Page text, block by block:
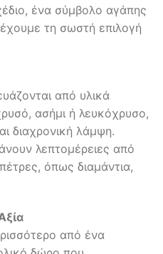
ένα σύμβολο αγάπης
τη σωστή επιλογή
από υλικά
ασήμι ή λευκόχρυσο,
διαχρονική λάμψη.
λεπτομέρειες από
όπως διαμάντια,
από ένα